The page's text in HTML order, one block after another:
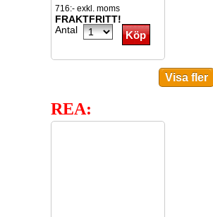
716:- exkl. moms
FRAKTFRITT!
Antal
REA: